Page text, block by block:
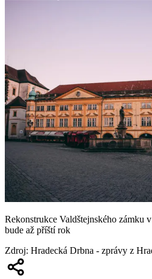
Rekonstrukce Valdštejnského zámku
bude až příští rok
Zdroj: Hradecká Drbna - zprávy z